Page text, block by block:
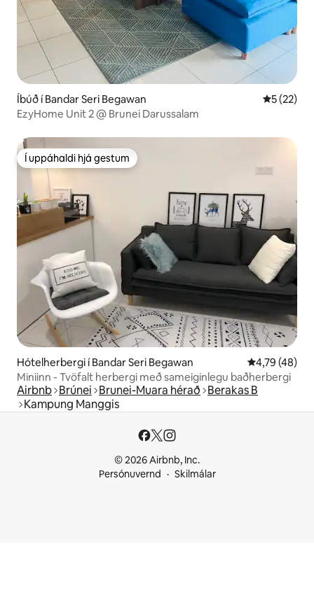
Íbúð í Bandar Seri Begawan 5 af 5 í
5 (22)
EzyHome Unit 2 @ Brunei Darussalam
Í uppáhaldi hjá gestum
Í uppáhaldi hjá gestum
Hótelherbergi í Bandar Seri Begawan 4,79 af 5 í
4,79 (48)
Miniinn - Tvöfalt herbergi með sameiginlegu baðherbergi
Airbnb Brúnei Brunei-Muara hérað Berakas B
Kampung Manggis
© 2026 Airbnb, Inc.
Persónuvernd
Skilmálar